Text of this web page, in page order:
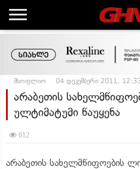
მსოფლიო 04 დეკემბერი 2011,
არაბეთის
ულტიმატუმი წაუყენა
612
არაბეთის სახელმწიფოების